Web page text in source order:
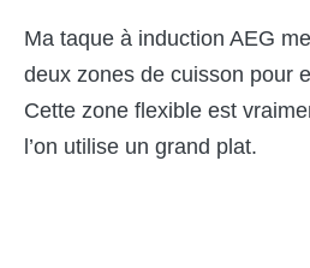
Ma taque à induction AEG
deux zones de cuisson pour
Cette zone flexible est
l’on utilise un grand plat.